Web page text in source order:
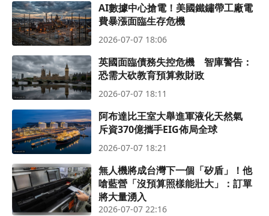
AI數據中心搶電！美國鐵鏽帶工廠電
費暴漲面臨生存危機
2026-07-07 18:06
英國面臨債務失控危機 智庫警告：
恐需大砍教育預算救財政
2026-07-07 18:11
阿布達比王室大舉進軍液化天然氣
斥資370億攜手EIG佈局全球
2026-07-07 18:21
無人機將成台灣下一個「矽盾」！他
嗆藍營「沒預算照樣能壯大」：訂單
將大量湧入
2026-07-07 22:16